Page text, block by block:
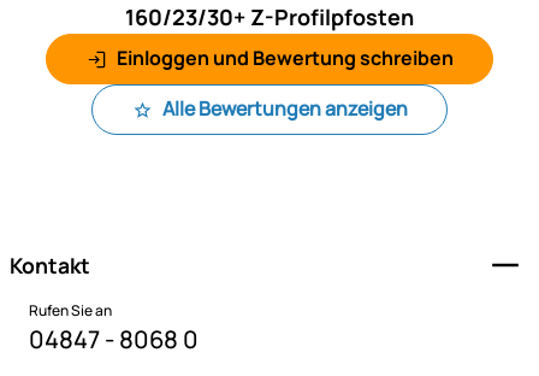
160/23/30+ Z-Profilpfosten
Einloggen und Bewertung schreiben
Alle Bewertungen anzeigen
Kontakt
Rufen Sie an
04847 - 8068 0